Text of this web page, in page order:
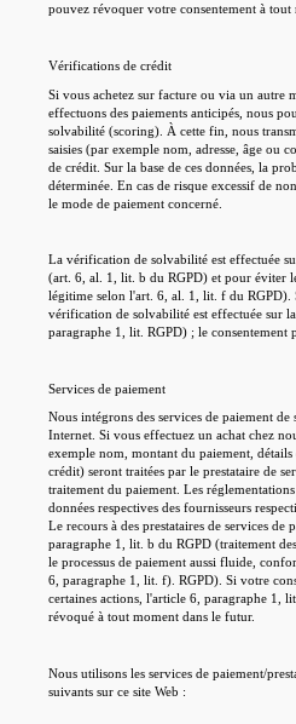
pouvez révoquer votre consentement à tout
Vérifications de crédit
Si vous achetez sur facture ou via un autre
effectuons des paiements anticipés, nous
solvabilité (scoring). À cette fin, nous
saisies (par exemple nom, adresse, âge ou
de crédit. Sur la base de ces données, la
déterminée. En cas de risque excessif de
le mode de paiement concerné.
La vérification de solvabilité est effectuée
(art. 6, al. 1, lit. b du RGPD) et pour éviter
légitime selon l'art. 6, al. 1, lit. f du RGPD).
vérification de solvabilité est effectuée sur
paragraphe 1, lit. RGPD) ; le consentement
Services de paiement
Nous intégrons des services de paiement de
Internet. Si vous effectuez un achat chez
exemple nom, montant du paiement,
crédit) seront traitées par le prestataire de
traitement du paiement. Les
données respectives des fournisseurs
Le recours à des prestataires de services de
paragraphe 1, lit. b du RGPD (traitement
le processus de paiement aussi fluide,
6, paragraphe 1, lit. f). RGPD). Si votre
certaines actions, l'article 6, paragraphe 1,
révoqué à tout moment dans le futur.
Nous utilisons les services de paiement/
suivants sur ce site Web :